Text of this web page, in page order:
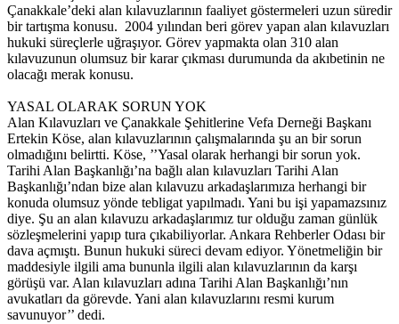
Çanakkale’deki alan kılavuzlarının faaliyet göstermeleri uzun süredir
bir tartışma konusu. 2004 yılından beri görev yapan alan kılavuzları
hukuki süreçlerle uğraşıyor. Görev yapmakta olan 310 alan
kılavuzunun olumsuz bir karar çıkması durumunda da akıbetinin ne
olacağı merak konusu.
YASAL OLARAK SORUN YOK
Alan Kılavuzları ve Çanakkale Şehitlerine Vefa Derneği Başkanı
Ertekin Köse, alan kılavuzlarının çalışmalarında şu an bir sorun
olmadığını belirtti. Köse, ’’Yasal olarak herhangi bir sorun yok.
Tarihi Alan Başkanlığı’na bağlı alan kılavuzları Tarihi Alan
Başkanlığı’ndan bize alan kılavuzu arkadaşlarımıza herhangi bir
konuda olumsuz yönde tebligat yapılmadı. Yani bu işi yapamazsınız
diye. Şu an alan kılavuzu arkadaşlarımız tur olduğu zaman günlük
sözleşmelerini yapıp tura çıkabiliyorlar. Ankara Rehberler Odası bir
dava açmıştı. Bunun hukuki süreci devam ediyor. Yönetmeliğin bir
maddesiyle ilgili ama bununla ilgili alan kılavuzlarının da karşı
görüşü var. Alan kılavuzları adına Tarihi Alan Başkanlığı’nın
avukatları da görevde. Yani alan kılavuzlarını resmi kurum
savunuyor’’ dedi.